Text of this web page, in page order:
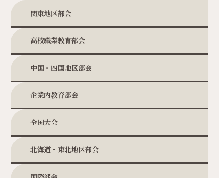
関東地区部会
高校職業教育部会
中国・四国地区部会
企業内教育部会
全国大会
北海道・東北地区部会